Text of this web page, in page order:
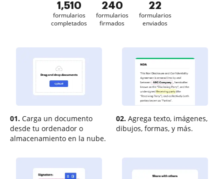
1,510
formularios
completados
240
formularios
firmados
22
formularios
enviados
01. Carga un documento
desde tu ordenador o
almacenamiento en la nube.
02. Agrega texto, imágenes,
dibujos, formas, y más.